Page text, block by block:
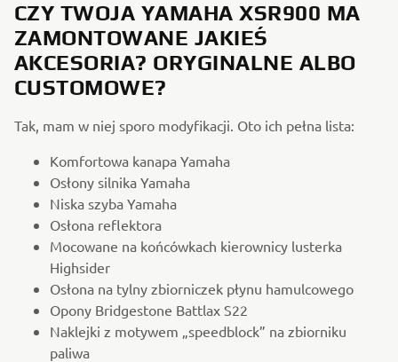
CZY TWOJA YAMAHA XSR900 MA
ZAMONTOWANE JAKIEŚ
AKCESORIA? ORYGINALNE ALBO
CUSTOMOWE?
Tak, mam w niej sporo modyfikacji. Oto ich pełna lista:
Komfortowa kanapa Yamaha
Osłony silnika Yamaha
Niska szyba Yamaha
Osłona reflektora
Mocowane na końcówkach kierownicy lusterka
Highsider
Osłona na tylny zbiorniczek płynu hamulcowego
Opony Bridgestone Battlax S22
Naklejki z motywem „speedblock” na zbiorniku
paliwa